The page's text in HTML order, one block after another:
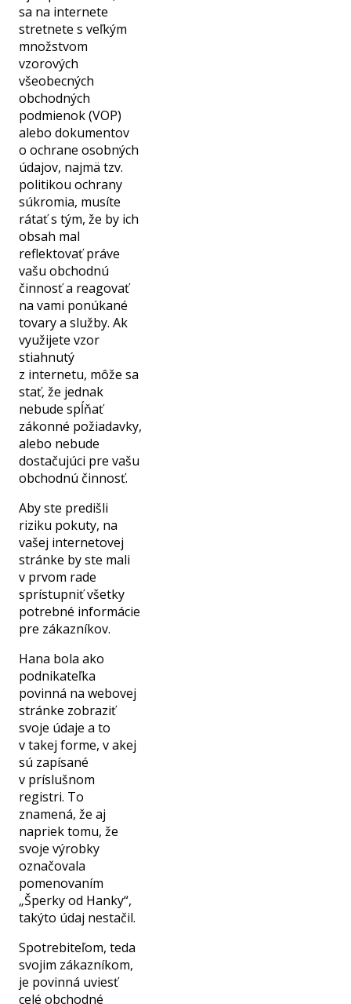
sa na internete
stretnete s veľkým
množstvom
vzorových
všeobecných
obchodných
podmienok (VOP)
alebo dokumentov
o ochrane osobných
údajov, najmä tzv.
politikou ochrany
súkromia, musíte
rátať s tým, že by ich
obsah mal
reflektovať práve
vašu obchodnú
činnosť a reagovať
na vami ponúkané
tovary a služby. Ak
využijete vzor
stiahnutý
z internetu, môže sa
stať, že jednak
nebude spĺňať
zákonné požiadavky,
alebo nebude
dostačujúci pre vašu
obchodnú činnosť.
Aby ste predišli
riziku pokuty, na
vašej internetovej
stránke by ste mali
v prvom rade
sprístupniť všetky
potrebné informácie
pre zákazníkov.
Hana bola ako
podnikateľka
povinná na webovej
stránke zobraziť
svoje údaje a to
v takej forme, v akej
sú zapísané
v príslušnom
registri. To
znamená, že aj
napriek tomu, že
svoje výrobky
označovala
pomenovaním
„Šperky od Hanky“,
takýto údaj nestačil.
Spotrebiteľom, teda
svojim zákazníkom,
je povinná uviesť
celé obchodné